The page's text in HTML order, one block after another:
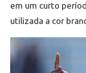
em um curto
utilizada a cor